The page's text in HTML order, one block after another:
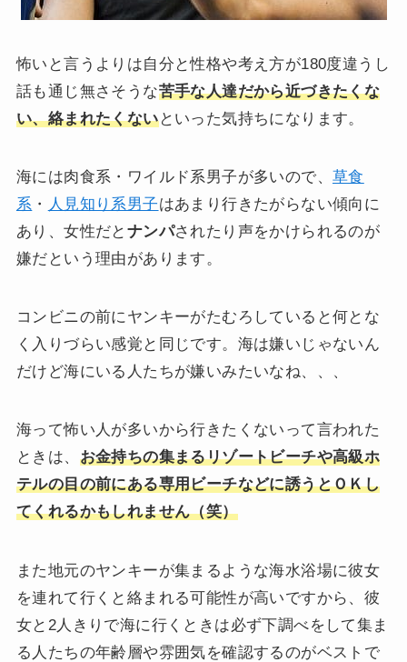
怖いと言うよりは自分と性格や考え方が180度違うし
話も通じ無さそうな苦手な人達だから近づきたくな
い、絡まれたくないといった気持ちになります。
海には肉食系・ワイルド系男子が多いので、 草食
系 ・ 人見知り系男子はあまり行きたがらない傾向に
あり、女性だと ナンパされたり声をかけられるのが
嫌だという理由があります。
コンビニの前にヤンキーがたむろしていると何とな
く入りづらい感覚と同じです。海は嫌いじゃないん
だけど海にいる人たちが嫌いみたいなね、、、
海って怖い人が多いから行きたくないって言われた
ときは、 お金持ちの集まるリゾートビーチや高級ホ
テルの目の前にある専用ビーチなどに誘うとＯＫし
てくれるかもしれません（笑）
また地元のヤンキーが集まるような海水浴場に彼女
を連れて行くと絡まれる可能性が高いですから、彼
女と2人きりで海に行くときは必ず下調べをして集ま
る人たちの年齢層や雰囲気を確認するのがベストで